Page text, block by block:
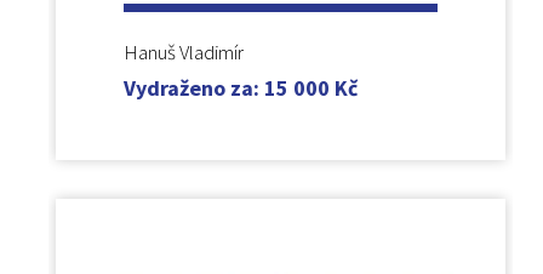
Hanuš Vladimír
Vydraženo za: 15 000 Kč